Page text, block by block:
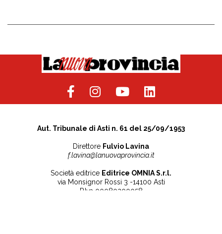
Aut. Tribunale di Asti n. 61 del 25/09/1953
Direttore Fulvio Lavina
f.lavina@lanuovaprovincia.it
Società editrice Editrice OMNIA S.r.l.
via Monsignor Rossi 3 -14100 Asti
P.Iva 00080200058